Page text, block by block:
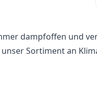
dampfoffen und
Sortiment an